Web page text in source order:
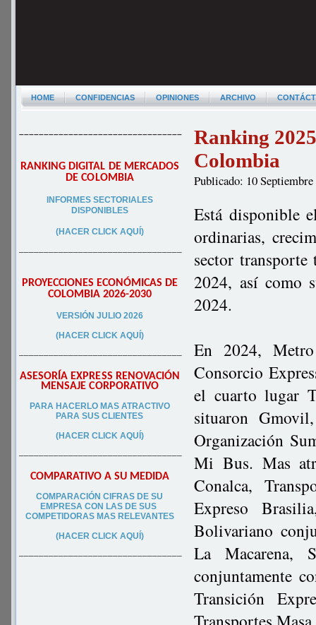
HOME CONFIDENCIAS OPINIONES ARCHIVO
–––––––––––––––––––––––––––––––––
RANKING DIGITAL DE MERCADOS
DE COLOMBIA
INFORMES SECTORIALES
DISPONIBLES
(HACER CLICK AQUÍ)
–––––––––––––––––––––––––––––––––
PROYECCIONES ECONÓMICAS DE
COLOMBIA 2026-2030
VERSIÓN JULIO 2026
(HACER CLICK AQUÍ)
–––––––––––––––––––––––––––––––––
ASESORÍA EXPRESS RENOVACIÓN
MENSAJE CORPORATIVO
PARA HACERLO MAS ATRACTIVO
PARA SUS CLIENTES
(HACER CLICK AQUÍ)
–––––––––––––––––––––––––––––––––
COMPARATIVO A SU MEDIDA
COMPARACIÓN CIFRAS DE SU
EMPRESA CON LAS DE SUS
COMPETIDORAS MAS RELEVANTES
(HACER CLICK AQUÍ)
–––––––––––––––––––––––––––––––––
Ranking
Colombia
Publicado: 10
Está disponible
ordinarias,
sector
2024, así como
2024.
En 2024,
Consorcio
el cuarto lugar
situaron
Organización
Mi Bus. Mas
Conalca,
Expreso
Bolivariano
La Macarena,
conjuntamente
Transición